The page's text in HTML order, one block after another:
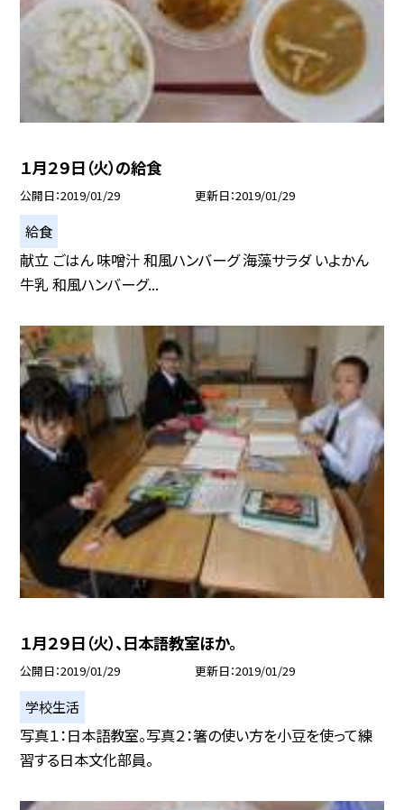
１月２９日（火）の給食
公開日 2019/01/29 更新日 2019/01/29
給食
献立 ごはん 味噌汁 和風ハンバーグ 海藻サラダ いよかん
牛乳 和風ハンバーグ...
１月２９日（火）、日本語教室ほか。
公開日 2019/01/29 更新日 2019/01/29
学校生活
写真１：日本語教室。写真２：箸の使い方を小豆を使って練
習する日本文化部員。